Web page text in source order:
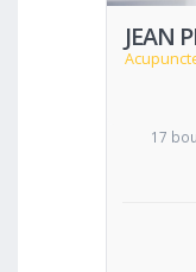
JEAN
17